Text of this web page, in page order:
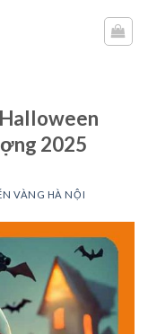
2025
VÀNG HÀ NỘI